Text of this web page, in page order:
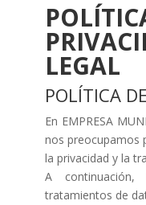
LEGAL
POLÍTICA
En EMPRESA
nos preocupamos
la privacidad y la
A
tratamientos de